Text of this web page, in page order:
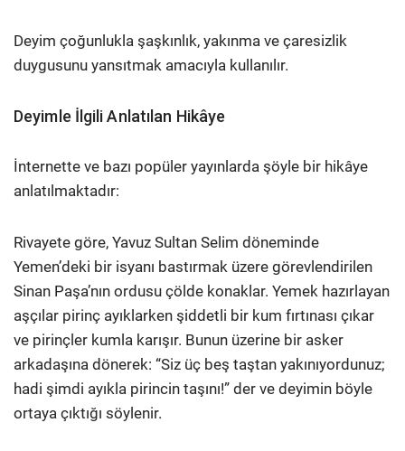
Deyim çoğunlukla şaşkınlık, yakınma ve çaresizlik
duygusunu yansıtmak amacıyla kullanılır.
Deyimle İlgili Anlatılan Hikâye
İnternette ve bazı popüler yayınlarda şöyle bir hikâye
anlatılmaktadır:
Rivayete göre, Yavuz Sultan Selim döneminde
Yemen’deki bir isyanı bastırmak üzere görevlendirilen
Sinan Paşa’nın ordusu çölde konaklar. Yemek hazırlayan
aşçılar pirinç ayıklarken şiddetli bir kum fırtınası çıkar
ve pirinçler kumla karışır. Bunun üzerine bir asker
arkadaşına dönerek: “Siz üç beş taştan yakınıyordunuz;
hadi şimdi ayıkla pirincin taşını!” der ve deyimin böyle
ortaya çıktığı söylenir.